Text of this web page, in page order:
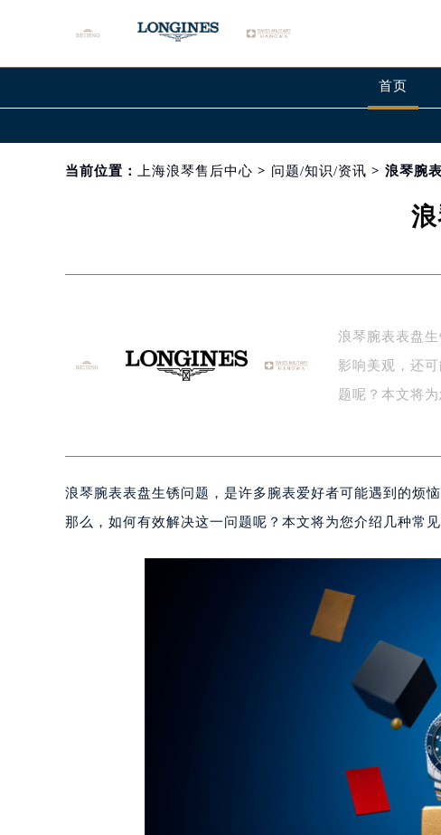
首页
当前位置： 上海浪琴售后中心 > 问题/知识/资讯 > 浪琴腕
浪琴腕表表盘
影响美观，还
题呢？本文将
浪琴腕表表盘生锈问题，是许多腕表爱好者可能遇到的烦
那么，如何有效解决这一问题呢？本文将为您介绍几种常见